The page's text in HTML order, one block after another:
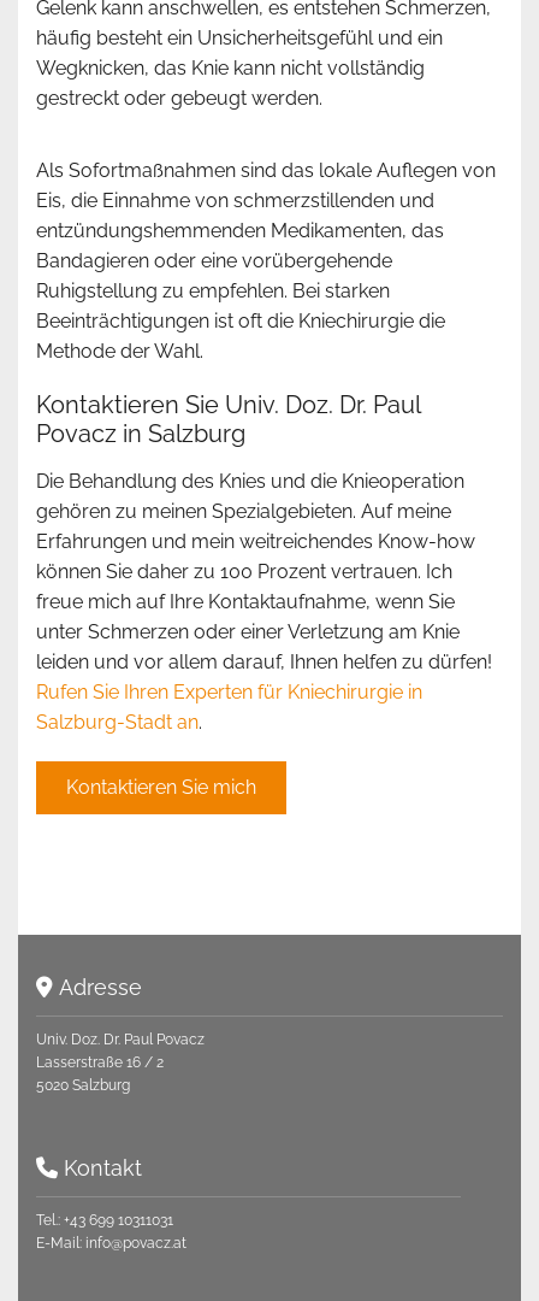
Gelenk kann anschwellen, es entstehen Schmerzen,
häufig besteht ein Unsicherheitsgefühl und ein
Wegknicken, das Knie kann nicht vollständig
gestreckt oder gebeugt werden.
Als Sofortmaßnahmen sind das lokale Auflegen von
Eis, die Einnahme von schmerzstillenden und
entzündungshemmenden Medikamenten, das
Bandagieren oder eine vorübergehende
Ruhigstellung zu empfehlen. Bei starken
Beeinträchtigungen ist oft die Kniechirurgie die
Methode der Wahl.
Kontaktieren Sie Univ. Doz. Dr. Paul
Povacz in Salzburg
Die Behandlung des Knies und die Knieoperation
gehören zu meinen Spezialgebieten. Auf meine
Erfahrungen und mein weitreichendes Know-how
können Sie daher zu 100 Prozent vertrauen. Ich
freue mich auf Ihre Kontaktaufnahme, wenn Sie
unter Schmerzen oder einer Verletzung am Knie
leiden und vor allem darauf, Ihnen helfen zu dürfen!
Rufen Sie Ihren Experten für Kniechirurgie in
Salzburg-Stadt an.
Kontaktieren Sie mich
 Adresse
Univ. Doz. Dr. Paul Povacz
Lasserstraße 16 / 2
5020 Salzburg
 Kontakt
Tel.: +43 699 10311031
E-Mail: info@povacz.at